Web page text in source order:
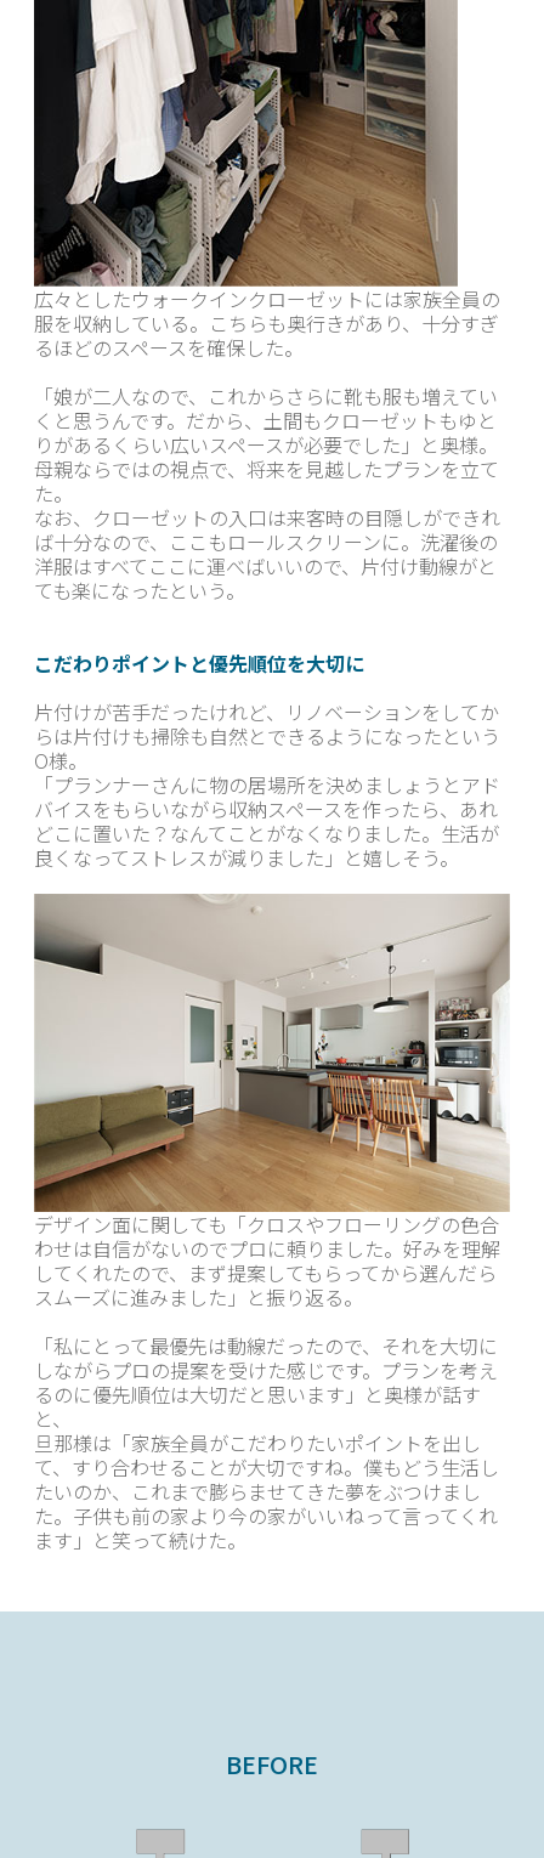
広々としたウォークインクローゼットには家族全員の
服を収納している。こちらも奥行きがあり、十分すぎ
るほどのスペースを確保した。
「娘が二人なので、これからさらに靴も服も増えてい
くと思うんです。だから、土間もクローゼットもゆと
りがあるくらい広いスペースが必要でした」と奥様。
母親ならではの視点で、将来を見越したプランを立て
た。
なお、クローゼットの入口は来客時の目隠しができれ
ば十分なので、ここもロールスクリーンに。洗濯後の
洋服はすべてここに運べばいいので、片付け動線がと
ても楽になったという。
こだわりポイントと優先順位を大切に
片付けが苦手だったけれど、リノベーションをしてか
らは片付けも掃除も自然とできるようになったという
О様。
「プランナーさんに物の居場所を決めましょうとアド
バイスをもらいながら収納スペースを作ったら、あれ
どこに置いた？なんてことがなくなりました。生活が
良くなってストレスが減りました」と嬉しそう。
デザイン面に関しても「クロスやフローリングの色合
わせは自信がないのでプロに頼りました。好みを理解
してくれたので、まず提案してもらってから選んだら
スムーズに進みました」と振り返る。
「私にとって最優先は動線だったので、それを大切に
しながらプロの提案を受けた感じです。プランを考え
るのに優先順位は大切だと思います」と奥様が話す
と、
旦那様は「家族全員がこだわりたいポイントを出し
て、すり合わせることが大切ですね。僕もどう生活し
たいのか、これまで膨らませてきた夢をぶつけまし
た。子供も前の家より今の家がいいねって言ってくれ
ます」と笑って続けた。
BEFORE